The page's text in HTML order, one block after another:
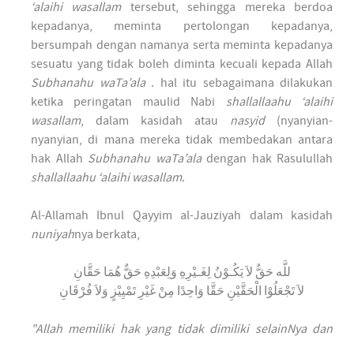
‘alaihi wasallamtersebut, sehingga mereka berdoa
kepadanya, meminta pertolongan kepadanya,
bersumpah dengan namanya serta meminta kepadanya
sesuatu yang tidak boleh diminta kecuali kepada Allah
Subhanahu waTa’ala. hal itu sebagaimana dilakukan
ketika peringatan maulid Nabi shallallaahu ‘alaihi
wasallam, dalam kasidah atau nasyid(nyanyian-
nyanyian, di mana mereka tidak membedakan antara
hak Allah Subhanahu waTa’aladengan hak Rasulullah
shallallaahu ‘alaihi wasallam.
Al-Allamah Ibnul Qayyim al-Jauziyah dalam kasidah
nuniyahnya berkata,
للَّه حَقٌّ لاَ يَكُـوْنُ لِغَـيْرِهِ وَلِعَبْدِهِ حَقٌّ هُمَا حَقَّانِ
لاَ تَجْعَلُوْا الْحَقَّيْنِ حَقَّا وَاحِدًا مِنْ غَيْرِ تَمْيِيْزٍ وَلاَ فُرْقَانِ
"Allah memiliki hak yang tidak dimiliki selainNya dan